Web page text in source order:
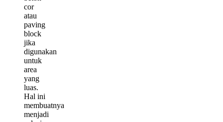
cor
atau
paving
block
jika
digunakan
untuk
area
yang
luas.
Hal ini
membuatnya
menjadi